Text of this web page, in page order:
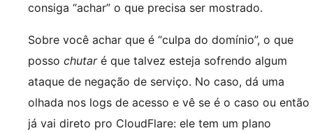
consiga “achar” o que precisa ser mostrado.
Sobre você achar que é “culpa do domínio”, o que
posso chutaré que talvez esteja sofrendo algum
ataque de negação de serviço. No caso, dá uma
olhada nos logs de acesso e vê se é o caso ou então
já vai direto pro CloudFlare: ele tem um plano